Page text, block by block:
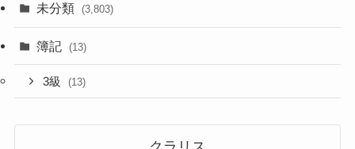
未分類 (3,803)
簿記 (13)
3級 (13)